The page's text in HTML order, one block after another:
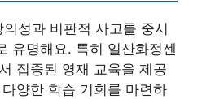
성과 비판적 사고를 중시
유명해요. 특히 일산화정센
집중된 영재 교육을 제공
양한 학습 기회를 마련하